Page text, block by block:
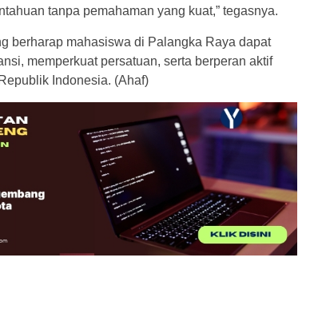
tanpa pemahaman yang kuat,” tegasnya.
berharap mahasiswa di Palangka Raya dapat
memperkuat persatuan, serta berperan aktif
Indonesia. (Ahaf)